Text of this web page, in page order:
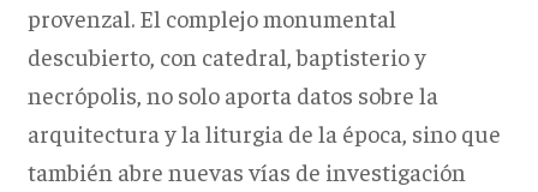
provenzal. El complejo monumental
descubierto, con catedral, baptisterio y
necrópolis, no solo aporta datos sobre la
arquitectura y la liturgia de la época, sino que
también abre nuevas vías de investigación